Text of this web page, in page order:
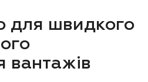
для швидкого
вантажів